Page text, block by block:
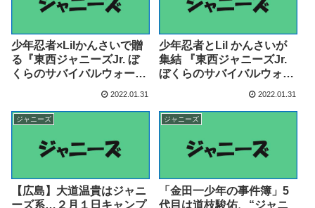
少年忍者×Lilかんさいで贈
る『東西ジャニーズJr. ぼ
くらのサバイバルウォー
本予告映像&メイキング・
コメントのSP映像到着 –
2022.01.31
少年忍者とLil かんさいが
集結 『東西ジャニーズJr.
ぼくらのサバイバルウォー
2022.01.31
ジャニーズ
【広島】大道温貴はジャニ
ーズ系…２月１日キャンプ
ジャニーズ
「金田一少年の事件簿」5
代目は道枝駿佑、“ジャニ